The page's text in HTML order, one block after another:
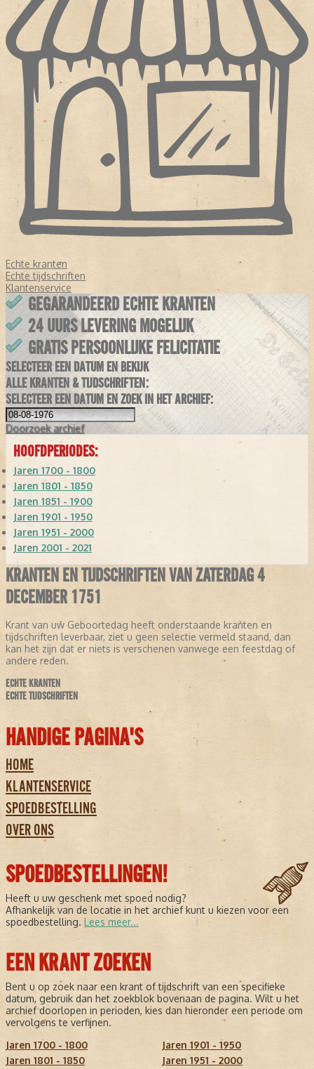
Echte kranten
Echte tijdschriften
Klantenservice
GEGARANDEERD ECHTE KRANTEN
24 UURS LEVERING MOGELIJK
GRATIS PERSOONLIJKE FELICITATIE
SELECTEER EEN DATUM EN BEKIJK
ALLE KRANTEN & TIJDSCHRIFTEN:
SELECTEER EEN DATUM EN ZOEK IN HET ARCHIEF:
Doorzoek archief
HOOFDPERIODES:
Jaren 1700 - 1800
Jaren 1801 - 1850
Jaren 1851 - 1900
Jaren 1901 - 1950
Jaren 1951 - 2000
Jaren 2001 - 2021
KRANTEN EN TIJDSCHRIFTEN VAN ZATERDAG 4
DECEMBER 1751
Krant van uw Geboortedag heeft onderstaande kranten en
tijdschriften leverbaar, ziet u geen selectie vermeld staand, dan
kan het zijn dat er niets is verschenen vanwege een feestdag of
andere reden.
ECHTE KRANTEN
ECHTE TIJDSCHRIFTEN
HANDIGE PAGINA'S
HOME
KLANTENSERVICE
SPOEDBESTELLING
OVER ONS
SPOEDBESTELLINGEN!
Heeft u uw geschenk met spoed nodig?
Afhankelijk van de locatie in het archief kunt u kiezen voor een
spoedbestelling. Lees meer...
EEN KRANT ZOEKEN
Bent u op zoek naar een krant of tijdschrift van een specifieke
datum, gebruik dan het zoekblok bovenaan de pagina. Wilt u het
archief doorlopen in perioden, kies dan hieronder een periode om
vervolgens te verfijnen.
Jaren 1700 - 1800
Jaren 1801 - 1850
Jaren 1901 - 1950
Jaren 1951 - 2000